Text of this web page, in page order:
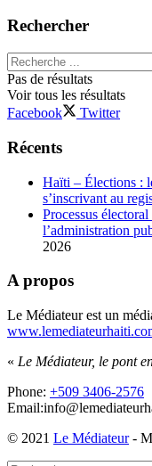
Rechercher
Pas de résultats
Voir tous les résultats
Facebook
Twitter
Récents
Haïti – Élections :
s’inscrivant au
Processus
l’administration
2026
A propos
Le Médiateur est un
« Le Médiateur, le pont
Phone: +509 3406-2576
© 2021 Le Médiateur-